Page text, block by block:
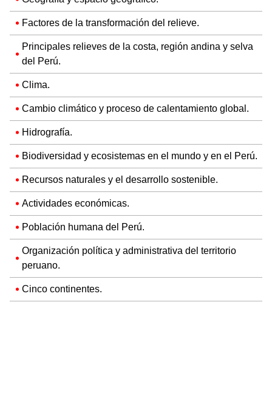
Factores de la transformación del relieve.
Principales relieves de la costa, región andina y selva
del Perú.
Clima.
Cambio climático y proceso de calentamiento global.
Hidrografía.
Biodiversidad y ecosistemas en el mundo y en el Perú.
Recursos naturales y el desarrollo sostenible.
Actividades económicas.
Población humana del Perú.
Organización política y administrativa del territorio
peruano.
Cinco continentes.